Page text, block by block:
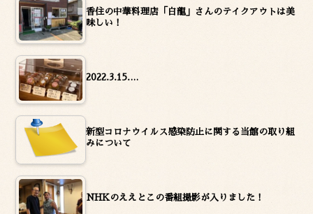
香住の中華料理店「白龍」さんのテイクアウトは美
味しい！
2022.3.15.…
新型コロナウイルス感染防止に関する当館の取り組
みについて
NHKのええとこの番組撮影が入りました！